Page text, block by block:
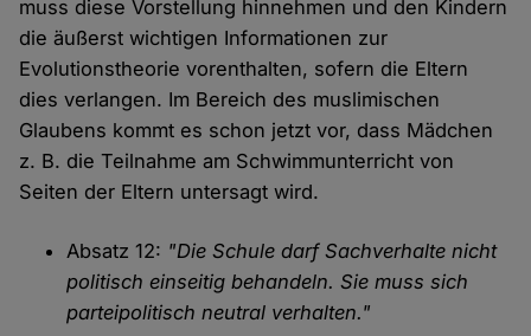
muss diese Vorstellung hinnehmen und den Kindern
die äußerst wichtigen Informationen zur
Evolutionstheorie vorenthalten, sofern die Eltern
dies verlangen. Im Bereich des muslimischen
Glaubens kommt es schon jetzt vor, dass Mädchen
z. B. die Teilnahme am Schwimmunterricht von
Seiten der Eltern untersagt wird.
Absatz 12: "Die Schule darf Sachverhalte nicht
politisch einseitig behandeln. Sie muss sich
parteipolitisch neutral verhalten."